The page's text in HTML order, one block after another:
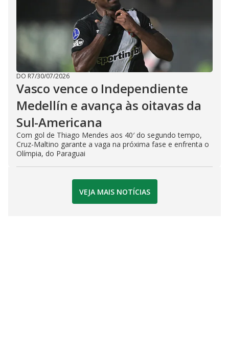
DO R7/30/07/2026
Vasco vence o Independiente
Medellín e avança às oitavas da
Sul-Americana
Com gol de Thiago Mendes aos 40′ do segundo tempo,
Cruz-Maltino garante a vaga na próxima fase e enfrenta o
Olímpia, do Paraguai
VEJA MAIS NOTÍCIAS